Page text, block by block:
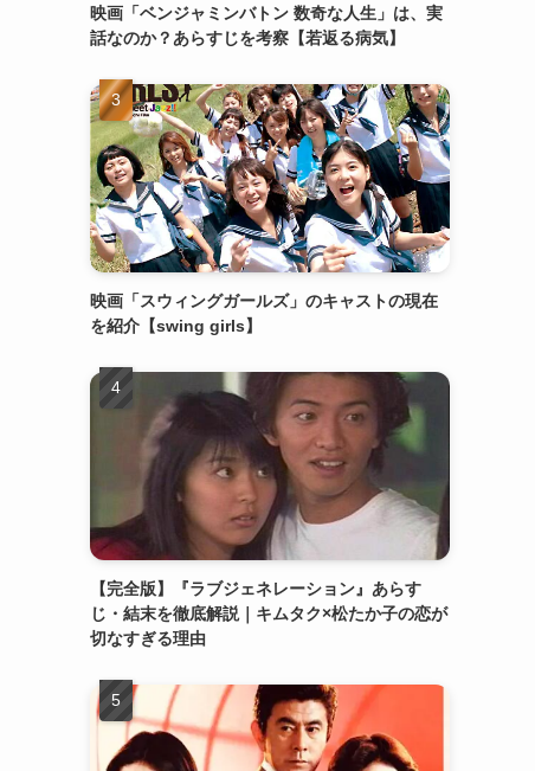
映画「ベンジャミンバトン 数奇な人生」は、実
話なのか？あらすじを考察【若返る病気】
映画「スウィングガールズ」のキャストの現在
を紹介【swing girls】
【完全版】『ラブジェネレーション』あらす
じ・結末を徹底解説｜キムタク×松たか子の恋が
切なすぎる理由